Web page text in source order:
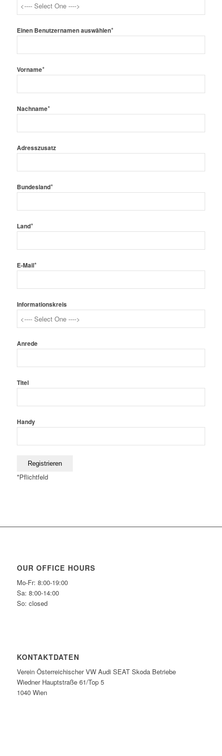
Einen Benutzernamen auswählen*
Vorname*
Nachname*
Adresszusatz
Bundesland*
Land*
E-Mail*
Informationskreis
Anrede
Titel
Handy
*Pflichtfeld
OUR OFFICE HOURS
Mo-Fr: 8:00-19:00
Sa: 8:00-14:00
So: closed
KONTAKTDATEN
Verein Österreichischer VW Audi SEAT Skoda Betriebe
Wiedner Hauptstraße 61/Top 5
1040 Wien